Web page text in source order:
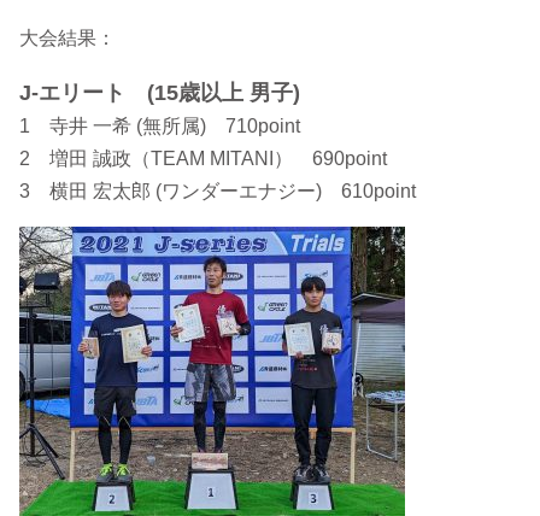
大会結果：
J-エリート (15歳以上 男子)
1 寺井 一希 (無所属) 710point
2 増田 誠政（TEAM MITANI） 690point
3 横田 宏太郎 (ワンダーエナジー) 610point